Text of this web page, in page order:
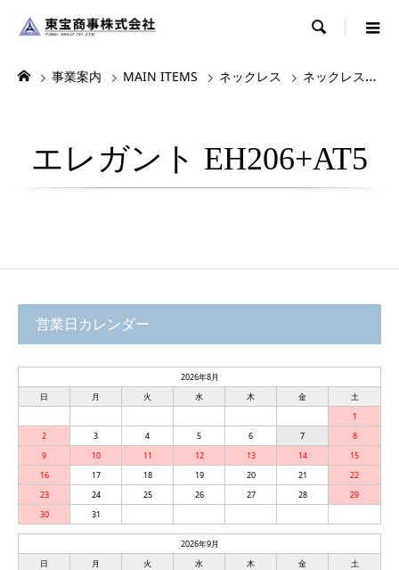

事業案内 MAIN ITEMS ネックレス ネックレス・チョーカー
エレガント EH206+AT5
営業日カレンダー
2026年8月
日
月 火 水 木 金
土
1
2
3 4 5 6 7
8
9
10 11 12 13 14
15
16
17 18 19 20 21
22
23
24 25 26 27 28
29
30
31
2026年9月
日
月 火 水 木 金
土